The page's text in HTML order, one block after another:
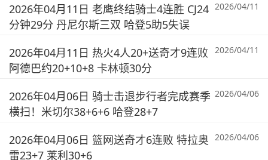
2026年04月11日 老鹰终结骑士4连胜 CJ24
分钟29分 丹尼尔斯三双 哈登5助5失误
2026/04/11
2026年04月11日 热火4人20+送奇才9连败
阿德巴约20+10+8 卡林顿30分
2026/04/11
2026年04月06日 骑士击退步行者完成赛季
横扫！米切尔38+6+6 哈登28+7
2026/04/06
2026年04月06日 篮网送奇才6连败 特拉奥
雷23+7 莱利30+6
2026/04/06